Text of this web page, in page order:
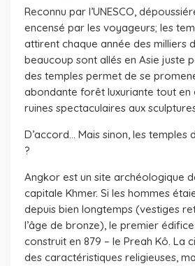
Reconnu par l’UNESCO,
encensé par les voyageurs; les
attirent chaque année des milliers
beaucoup sont allés en Asie juste
des temples permet de se
abondante forêt luxuriante tout en
ruines spectaculaires aux
D’accord… Mais sinon, les temples
?
Angkor est un site archéologique
capitale Khmer. Si les hommes
depuis bien longtemps (vestiges
l’âge de bronze), le premier
construit en 879 – le Preah Kô. La
des caractéristiques religieuses,